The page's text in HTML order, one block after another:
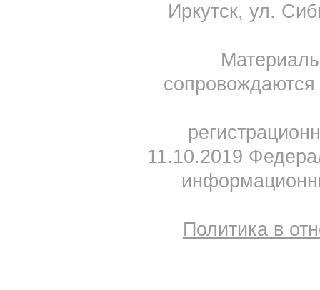
Иркутск, ул.
11.10.2019
Политика в